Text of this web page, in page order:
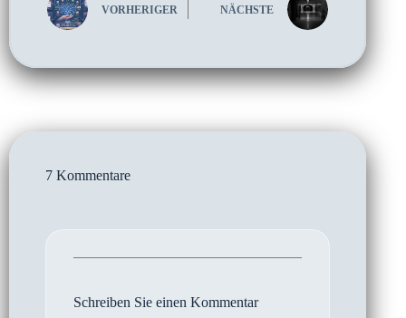
VORHERIGER NÄCHSTE
7 Kommentare
Schreiben Sie einen Kommentar